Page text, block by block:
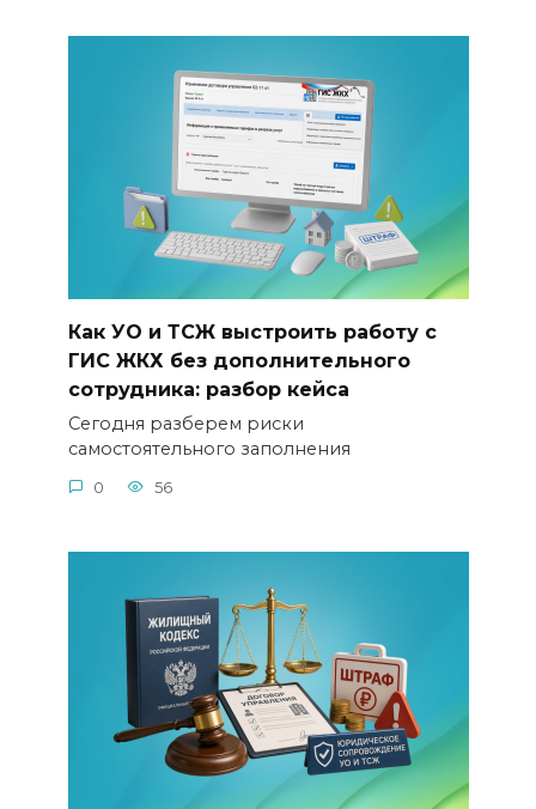
Как УО и ТСЖ выстроить работу с
ГИС ЖКХ без дополнительного
сотрудника: разбор кейса
Сегодня разберем риски
самостоятельного заполнения
0 56